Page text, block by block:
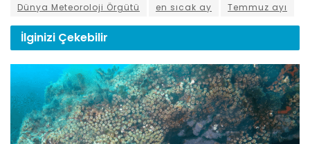
Dünya Meteoroloji Örgütü
en sıcak ay Temmuz ayı
İlginizi Çekebilir